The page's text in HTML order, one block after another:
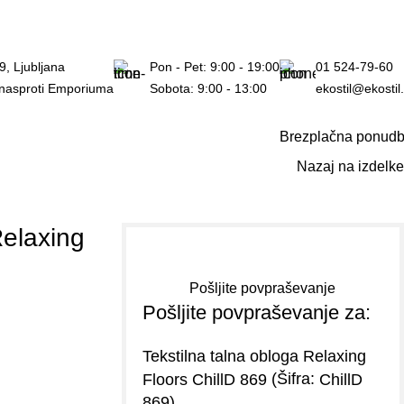
Ljubljana
Emporiuma
Pon - Pet: 9:00 - 19:00
Sobota: 9:00 - 13:00
01 524-79-60
Brezplačna
Nazaj na izdelke
Pošljite povpraševanje
Pošljite povpraševanje za:
Tekstilna talna obloga Relaxing
Floors ChillD 869(Šifra: ChillD